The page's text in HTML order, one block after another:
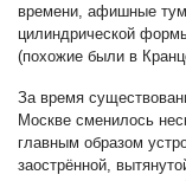
времени, афишные
цилиндрической
(похожие были в
За время
Москве сменилось
главным образом
заострённой,